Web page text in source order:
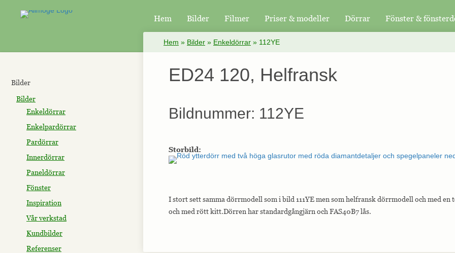
Hem Bilder Filmer Priser & modeller Dörrar Fönster &
Bilder
Bilder
Enkeldörrar
Enkelpardörrar
Pardörrar
Innerdörrar
Paneldörrar
Fönster
Inspiration
Vår verkstad
Kundbilder
Referenser
Hem » Bilder » Enkeldörrar » 112YE
ED24 120, Helfransk
Bildnummer: 112YE
Storbild:
I stort sett samma dörrmodell som i bild 111YE men som helfransk dörrmodell och med
och med rött kitt.Dörren har standardgångjärn och FAS40B7 lås.